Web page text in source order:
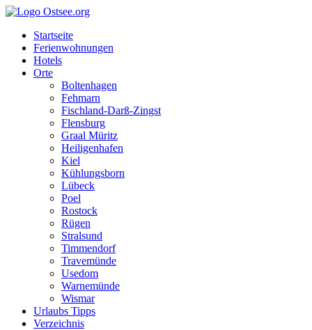
Startseite
Ferienwohnungen
Hotels
Orte
Boltenhagen
Fehmarn
Fischland-Darß-Zingst
Flensburg
Graal Müritz
Heiligenhafen
Kiel
Kühlungsborn
Lübeck
Poel
Rostock
Rügen
Stralsund
Timmendorf
Travemünde
Usedom
Warnemünde
Wismar
Urlaubs Tipps
Verzeichnis